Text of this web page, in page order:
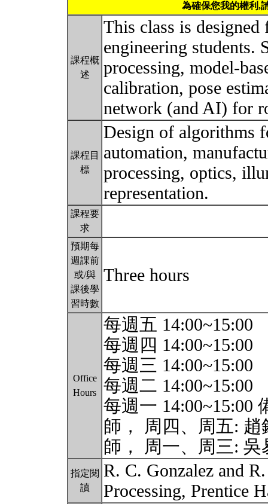
為確保您我的權利,
課程概
述
This class is
engineering students.
processing, model-
calibration, pose
network (and AI) for
課程目
標
Design of algorithms
automation,
processing, optics,
representation.
課程要
求
預期每
週課前
或/與
課後學
習時數
Three hours
Office
Hours
每週五 14:00~15:00
每週四 14:00~15:00
每週三 14:00~15:00
每週二 14:00~15:00
每週一 14:00~15:00
師， 周四、周五:
師， 周一、周三:
指定閱
讀
R. C. Gonzalez and
Processing, Prentice